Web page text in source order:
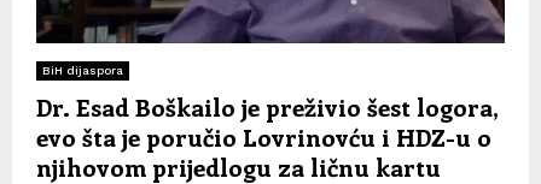
BiH dijaspora
Dr. Esad Boškailo je preživio šest logora,
evo šta je poručio Lovrinovću i HDZ-u o
njihovom prijedlogu za ličnu kartu